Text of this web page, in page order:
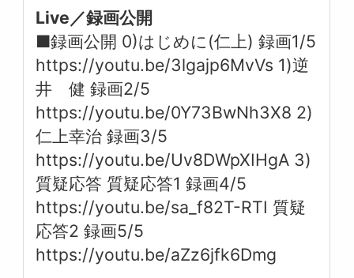
Live／録画公開
■録画公開 0)はじめに(仁上) 録画1/5
https://youtu.be/3lgajp6MvVs 1)逆
井 健 録画2/5
https://youtu.be/0Y73BwNh3X8 2)
仁上幸治 録画3/5
https://youtu.be/Uv8DWpXIHgA 3)
質疑応答 質疑応答1 録画4/5
https://youtu.be/sa_f82T-RTI 質疑
応答2 録画5/5
https://youtu.be/aZz6jfk6Dmg